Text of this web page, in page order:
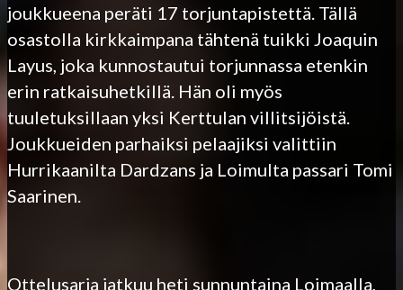
joukkueena peräti 17 torjuntapistettä. Tällä
osastolla kirkkaimpana tähtenä tuikki Joaquin
Layus, joka kunnostautui torjunnassa etenkin
erin ratkaisuhetkillä. Hän oli myös
tuuletuksillaan yksi Kerttulan villitsijöistä.
Joukkueiden parhaiksi pelaajiksi valittiin
Hurrikaanilta Dardzans ja Loimulta passari Tomi
Saarinen.
Ottelusarja jatkuu heti sunnuntaina Loimaalla,